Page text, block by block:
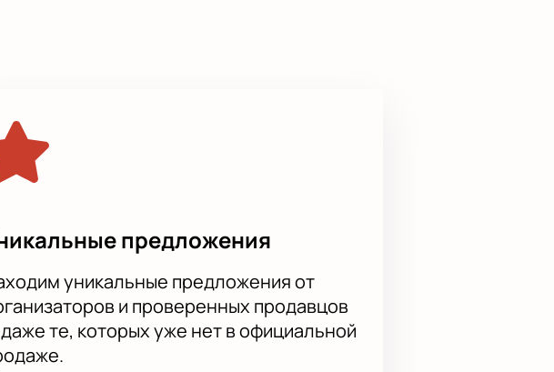
предложения
уникальные предложения от
и проверенных продавцов
те, которых уже нет в официальной